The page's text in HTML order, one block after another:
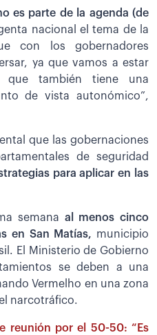
es parte de la agenda (de
nacional el tema de la
con los gobernadores
ya que vamos a estar
también tiene una
de vista autonómico”,
que las gobernaciones
de seguridad
para aplicar en las
semana al menos cinco
en San Matías, municipio
El Ministerio de Gobierno
se deben a una
Vermelho en una zona
narcotráfico.
reunión por el 50-50: “Es